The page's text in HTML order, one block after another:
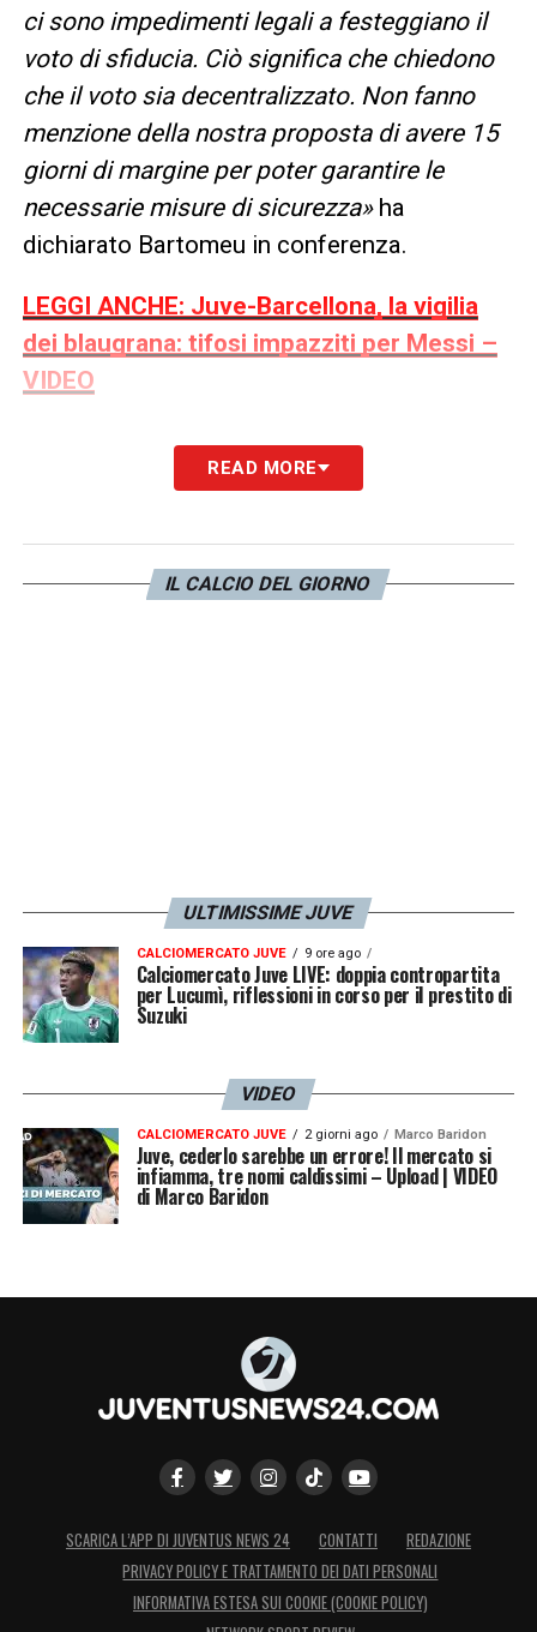
ci sono impedimenti legali a festeggiano il
voto di sfiducia. Ciò significa che chiedono
che il voto sia decentralizzato. Non fanno
menzione della nostra proposta di avere 15
giorni di margine per poter garantire le
necessarie misure di sicurezza» ha
dichiarato Bartomeu in conferenza.
LEGGI ANCHE: Juve-Barcellona, la vigilia
dei blaugrana: tifosi impazziti per Messi –
VIDEO
LA PLAYLIST DELLE NOSTRE TOP NEWS
READ MORE
IL CALCIO DEL GIORNO
ULTIMISSIME JUVE
CALCIOMERCATO JUVE 9 ore ago
Calciomercato Juve LIVE: doppia contropartita
per Lucumì, riflessioni in corso per il prestito di
Suzuki
VIDEO
CALCIOMERCATO JUVE 2 giorni ago Marco Baridon
Juve, cederlo sarebbe un errore! Il mercato si
infiamma, tre nomi caldissimi – Upload | VIDEO
di Marco Baridon
SCARICA L’APP DI JUVENTUS NEWS 24 CONTATTI
REDAZIONE
PRIVACY POLICY E TRATTAMENTO DEI DATI PERSONALI
INFORMATIVA ESTESA SUI COOKIE (COOKIE POLICY)